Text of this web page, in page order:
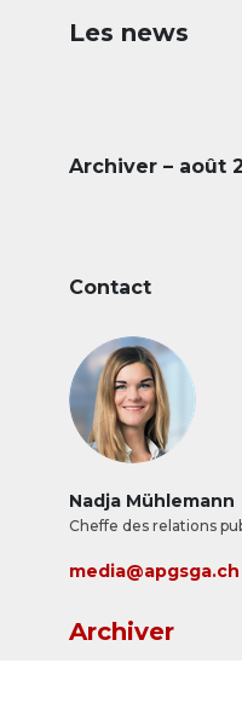
Les news
Archiver – août
Contact
Nadja Mühlemann
Cheffe des relations
media@apgsga.ch
Archiver